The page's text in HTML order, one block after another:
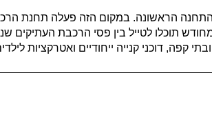
הראשונה. במקום הזה פעלה תחנת
תוכלו לטייל בין פסי הרכבת העתיקים
דוכני קנייה ייחודיים ואטרקציות